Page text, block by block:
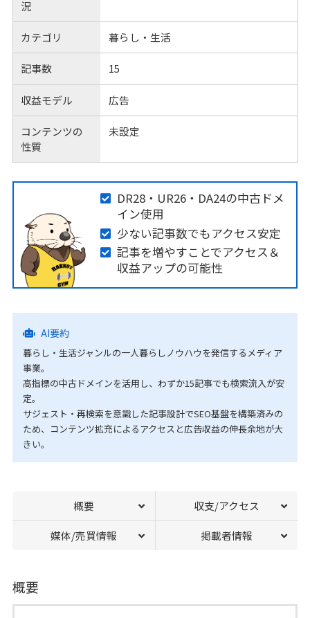
況
カテゴリ 暮らし・生活
記事数 15
収益モデル 広告
コンテンツの
性質
未設定
DR28・UR26・DA24の中古ドメ
イン使用
少ない記事数でもアクセス安定
記事を増やすことでアクセス＆
収益アップの可能性
AI要約
暮らし・生活ジャンルの一人暮らしノウハウを発信するメディア
事業。
高指標の中古ドメインを活用し、わずか15記事でも検索流入が安
定。
サジェスト・再検索を意識した記事設計でSEO基盤を構築済みの
ため、コンテンツ拡充によるアクセスと広告収益の伸長余地が大
きい。
概要 収支/アクセス
媒体/売買情報 掲載者情報
概要